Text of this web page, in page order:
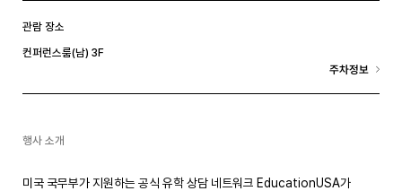
관람 장소
컨퍼런스룸(남) 3F
주차정보
행사 소개
미국 국무부가 지원하는 공식 유학 상담 네트워크 EducationUSA가